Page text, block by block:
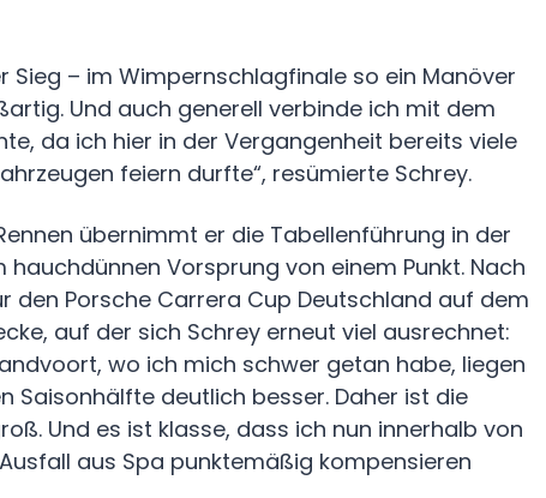
Sieg – im Wimpernschlagfinale so ein Manöver
Und auch generell verbinde ich mit dem
da ich hier in der Vergangenheit bereits viele
feiern durfte“, resümierte Schrey.
übernimmt er die Tabellenführung in der
Vorsprung von einem Punkt. Nach
den Porsche Carrera Cup Deutschland auf dem
auf der sich Schrey erneut viel ausrechnet:
wo ich mich schwer getan habe, liegen
Saisonhälfte deutlich besser. Daher ist die
Und es ist klasse, dass ich nun innerhalb von
aus Spa punktemäßig kompensieren